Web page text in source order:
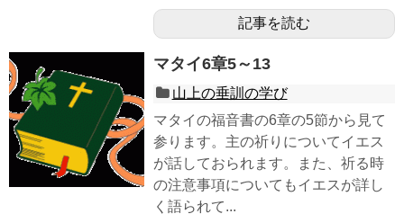
記事を読む
マタイ6章5～13
山上の垂訓の学び
マタイの福音書の6章の5節から見て
参ります。主の祈りについてイエス
が話しておられます。また、祈る時
の注意事項についてもイエスが詳し
く語られて...